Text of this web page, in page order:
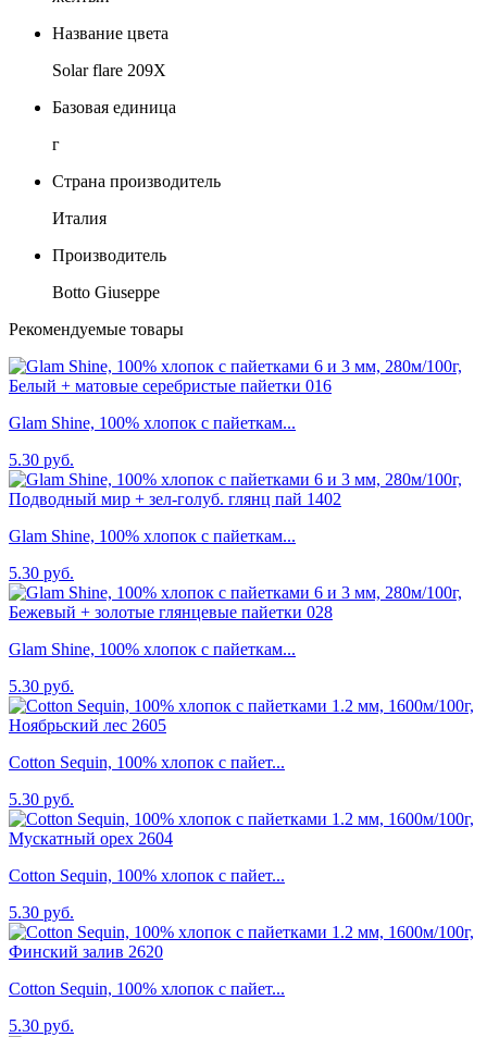
Название цвета
Solar flare 209X
Базовая единица
г
Страна производитель
Италия
Производитель
Botto Giuseppe
Рекомендуемые товары
Glam Shine, 100% хлопок с пайеткам...
5.30 руб.
Glam Shine, 100% хлопок с пайеткам...
5.30 руб.
Glam Shine, 100% хлопок с пайеткам...
5.30 руб.
Cotton Sequin, 100% хлопок с пайет...
5.30 руб.
Cotton Sequin, 100% хлопок с пайет...
5.30 руб.
Cotton Sequin, 100% хлопок с пайет...
5.30 руб.